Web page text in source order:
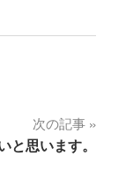
次の記事
と思います。